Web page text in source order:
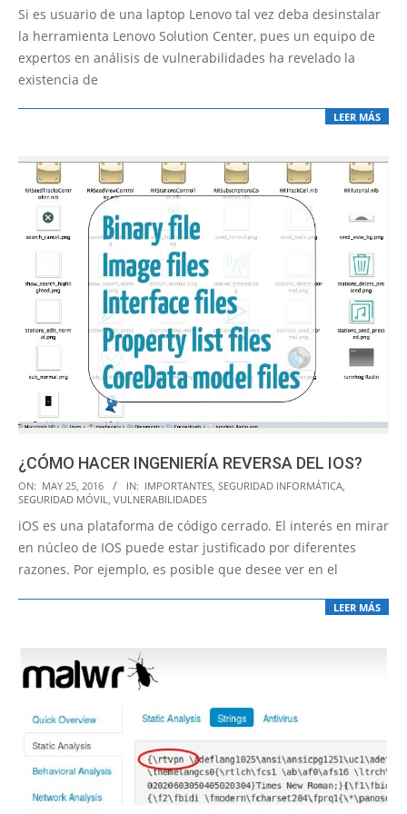
08-
27
Si es usuario de una laptop Lenovo tal vez deba desinstalar
la herramienta Lenovo Solution Center, pues un equipo de
expertos en análisis de vulnerabilidades ha revelado la
existencia de
LEER MÁS
¿CÓMO HACER INGENIERÍA REVERSA DEL IOS?
2016-
05-
25
ON: MAY 25, 2016 IN: IMPORTANTES, SEGURIDAD INFORMÁTICA,
SEGURIDAD MÓVIL, VULNERABILIDADES
iOS es una plataforma de código cerrado. El interés en mirar
en núcleo de IOS puede estar justificado por diferentes
razones. Por ejemplo, es posible que desee ver en el
LEER MÁS